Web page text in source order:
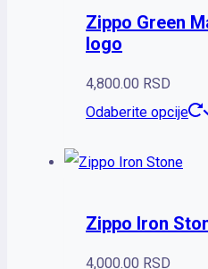
Zippo Green
logo
4,800.00 RSD
Odaberite opcije
Zippo Iron
4,000.00 RSD